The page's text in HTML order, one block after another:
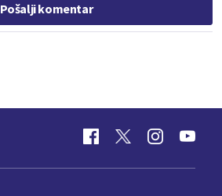
Pošalji komentar